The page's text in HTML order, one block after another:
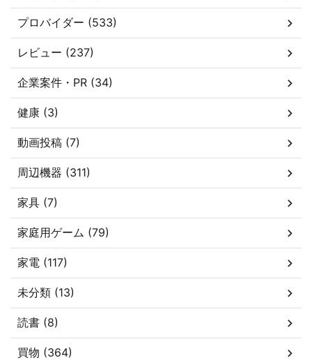
プロバイダー (533)
レビュー (237)
企業案件・PR (34)
健康 (3)
動画投稿 (7)
周辺機器 (311)
家具 (7)
家庭用ゲーム (79)
家電 (117)
未分類 (13)
読書 (8)
買物 (364)